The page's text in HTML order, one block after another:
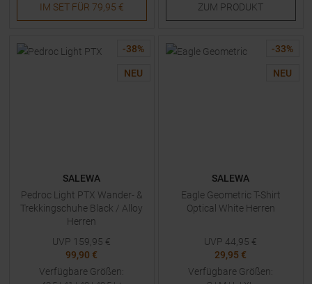
IM SET FÜR 79,95 € ZUM PRODUKT
-38%
NEU
SALEWA
Pedroc Light PTX Wander- &
Trekkingschuhe Black / Alloy
Herren
UVP 159,95 €
99,90 €
Verfügbare Größen:
-33%
NEU
SALEWA
Eagle Geometric T-Shirt
Optical White Herren
UVP 44,95 €
29,95 €
Verfügbare Größen: